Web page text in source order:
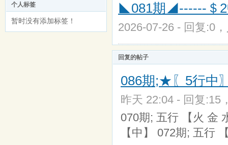
个人标签
暂时没有添加标签！
◣081期◢------＄2
2026-07-26 - 回复:0
回复的帖子
086期;★〖5行中
昨天 22:04 - 回复:15
070期; 五行 【火 金
【中】 072期; 五行